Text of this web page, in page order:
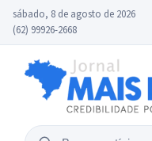
sábado, 8 de agosto de 2026
(62) 99926-2668